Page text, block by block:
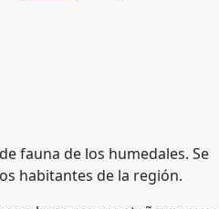
fauna de los humedales. Se
habitantes de la región.